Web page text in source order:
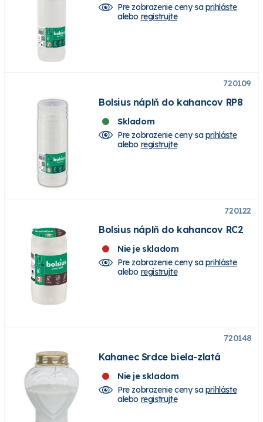
Pre zobrazenie ceny saprihláste
alebo registrujte
720109
Bolsius náplň do kahancov RP8
Skladom
Pre zobrazenie ceny saprihláste
alebo registrujte
720122
Bolsius náplň do kahancov RC2
Nie je skladom
Pre zobrazenie ceny saprihláste
alebo registrujte
720148
Kahanec Srdce biela-zlatá
Nie je skladom
Pre zobrazenie ceny saprihláste
alebo registrujte